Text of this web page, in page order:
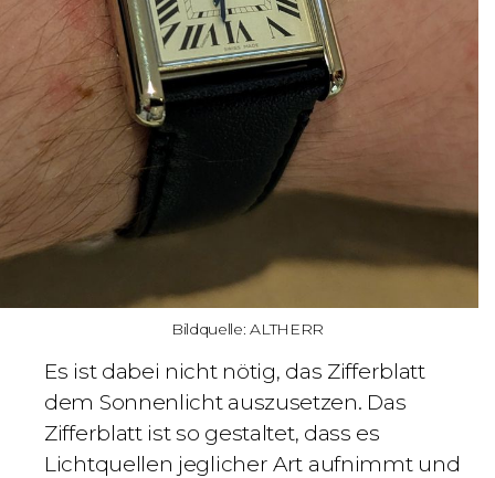
Bildquelle: ALTHERR
Es ist dabei nicht nötig, das Zifferblatt
dem Sonnenlicht auszusetzen. Das
Zifferblatt ist so gestaltet, dass es
Lichtquellen jeglicher Art aufnimmt und